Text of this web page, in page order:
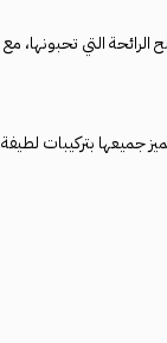
التي تحبونها، مع
جميعها بتركيبات لطيفة